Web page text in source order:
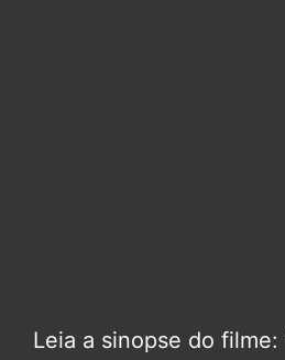
Leia a sinopse do filme: